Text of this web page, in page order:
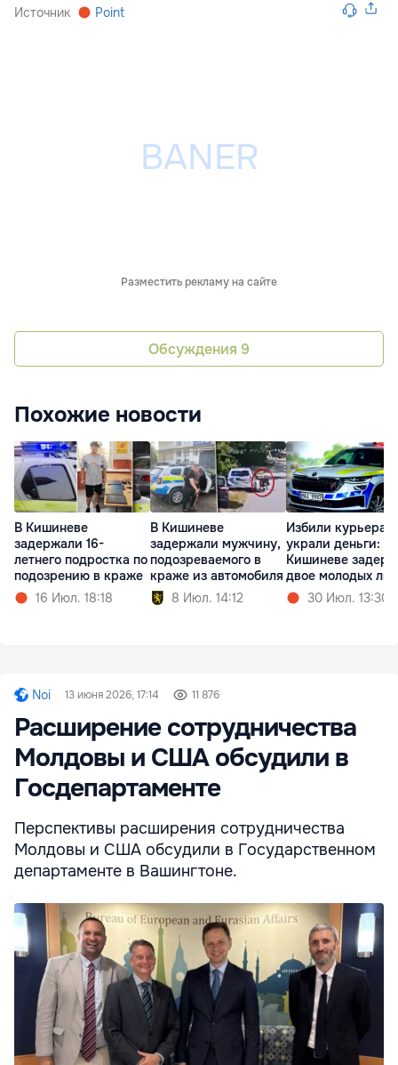
Источник Point
Разместить рекламу на сайте
Обсуждения 9
Похожие новости
В Кишиневе
задержали 16-
летнего подростка по
подозрению в краже
16 Июл. 18:18
В Кишиневе
задержали мужчину,
подозреваемого в
краже из автомобиля
8 Июл. 14:12
Избили курьера и
украли деньги: в
Кишиневе
двое молодых
30 Июл. 13:30
Noi 13 июня 2026, 17:14 11 876
Расширение сотрудничества
Молдовы и США обсудили в
Госдепартаменте
Перспективы расширения сотрудничества
Молдовы и США обсудили в Государственном
департаменте в Вашингтоне.